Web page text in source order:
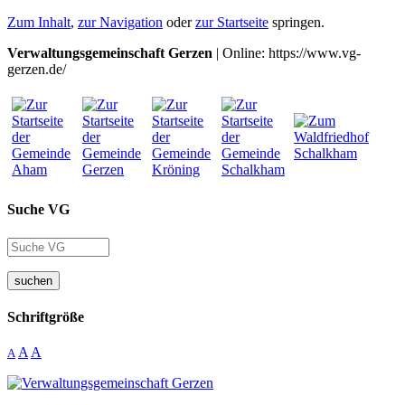
Zum Inhalt, zur Navigation oderzur Startseite springen.
Verwaltungsgemeinschaft Gerzen | Online: https://www.vg-
gerzen.de/
Suche VG
suchen
Schriftgröße
A A A